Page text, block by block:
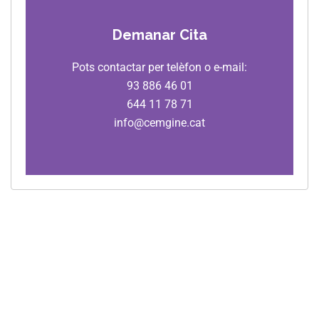
Demanar Cita
Pots contactar per telèfon o e-mail:
93 886 46 01
644 11 78 71
info@cemgine.cat